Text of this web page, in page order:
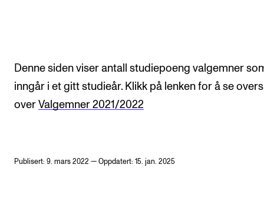
Låne utstyr
PRAKTISK
Denne siden viser antall studiepoeng valgemner
inngår i et gitt studieår. Klikk på lenken for å se
over Valgemner 2021/2022
Publisert: 9. mars 2022 — Oppdatert: 15. jan. 2025